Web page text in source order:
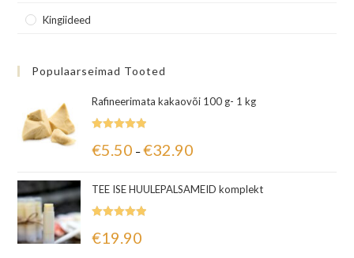
Kingiideed
Populaarseimad Tooted
Rafineerimata kakaovõi 100 g- 1 kg
5.00 / 5
€5.50 – €32.90
TEE ISE HUULEPALSAMEID komplekt
5.00 / 5
€19.90